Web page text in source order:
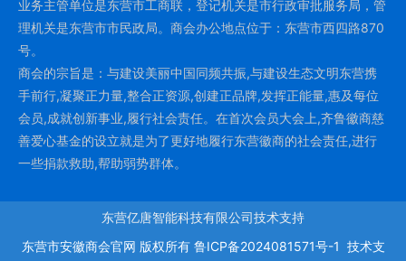
业务主管单位是东营市工商联，登记机关是市行政审批服务局，管
理机关是东营市市民政局。商会办公地点位于：东营市西四路870
号。
商会的宗旨是：与建设美丽中国同频共振,与建设生态文明东营携
手前行,凝聚正力量,整合正资源,创建正品牌,发挥正能量,惠及每位
会员,成就创新事业,履行社会责任。在首次会员大会上,齐鲁徽商慈
善爱心基金的设立就是为了更好地履行东营徽商的社会责任,进行
一些捐款救助,帮助弱势群体。
东营亿唐智能科技有限公司技术支持
东营市安徽商会官网 版权所有 鲁ICP备2024081571号-1 技术支